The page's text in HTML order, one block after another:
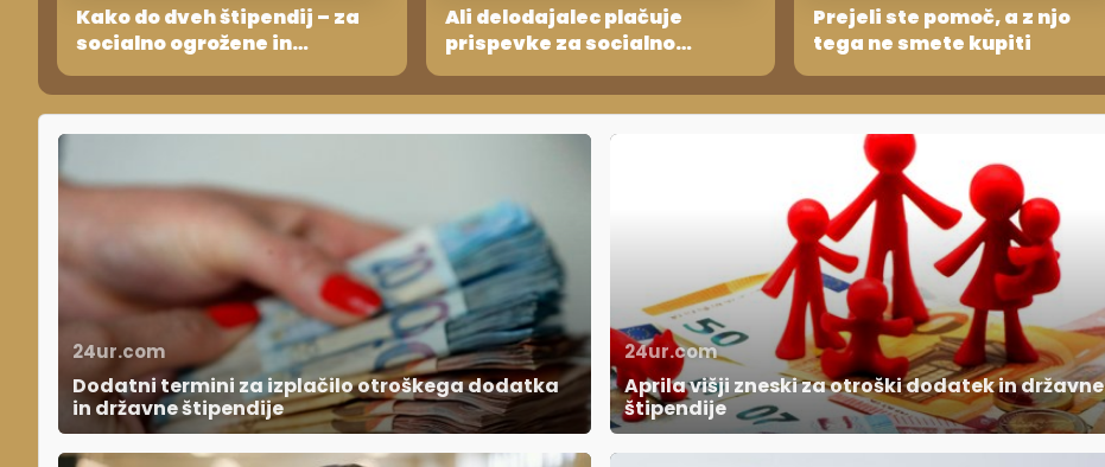
Kako do dveh štipendij – za
socialno ogrožene in
nadarjene?
Ali delodajalec plačuje
prispevke za socialno
varnost?
Prejeli ste pomoč, a z njo
tega ne smete kupiti
24ur.com
Dodatni termini za izplačilo otroškega dodatka
in državne štipendije
24ur.com
Aprila višji zneski za otroški dodatek in državne
štipendije